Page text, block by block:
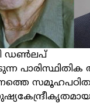
ഡൺലപ്